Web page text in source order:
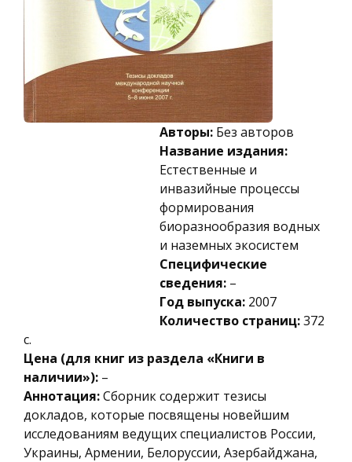
Авторы: Без авторов
Название издания:
Естественные и
инвазийные процессы
формирования
биоразнообразия водных
и наземных экосистем
Специфические
сведения: –
Год выпуска: 2007
Количество страниц:372
с.
Цена (для книг из раздела «Книги в
наличии»): –
Аннотация:Сборник содержит тезисы
докладов, которые посвящены новейшим
исследованиям ведущих специалистов России,
Украины, Армении, Белоруссии, Азербайджана,